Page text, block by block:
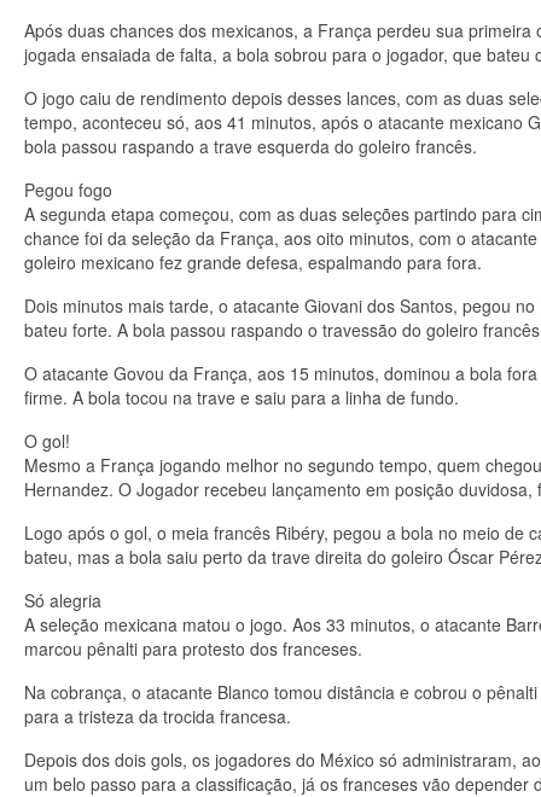
Após duas chances dos mexicanos, a França perdeu sua
jogada ensaiada de falta, a bola sobrou para o jogador, que
O jogo caiu de rendimento depois desses lances, com as duas
tempo, aconteceu só, aos 41 minutos, após o atacante mexicano
bola passou raspando a trave esquerda do goleiro francês.
Pegou fogo
A segunda etapa começou, com as duas seleções partindo para
chance foi da seleção da França, aos oito minutos, com o
goleiro mexicano fez grande defesa, espalmando para fora.
Dois minutos mais tarde, o atacante Giovani dos Santos, pegou
bateu forte. A bola passou raspando o travessão do goleiro
O atacante Govou da França, aos 15 minutos, dominou a bola
firme. A bola tocou na trave e saiu para a linha de fundo.
O gol!
Mesmo a França jogando melhor no segundo tempo, quem
Hernandez. O Jogador recebeu lançamento em posição
Logo após o gol, o meia francês Ribéry, pegou a bola no meio
bateu, mas a bola saiu perto da trave direita do goleiro Óscar
Só alegria
A seleção mexicana matou o jogo. Aos 33 minutos, o atacante
marcou pênalti para protesto dos franceses.
Na cobrança, o atacante Blanco tomou distância e cobrou o
para a tristeza da trocida francesa.
Depois dos dois gols, os jogadores do México só administraram,
um belo passo para a classificação, já os franceses vão depender